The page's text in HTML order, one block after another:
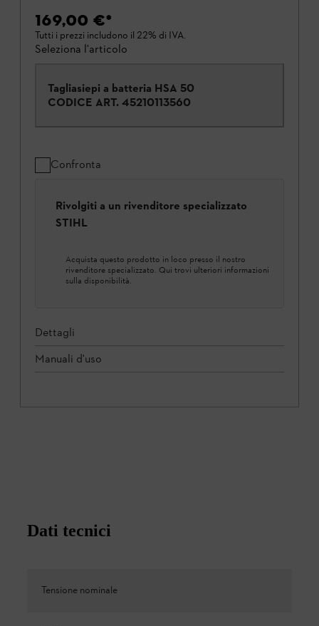
169,00 €*
Tutti i prezzi includono il 22% di IVA.
Seleziona l'articolo
Tagliasiepi a batteria HSA 50
CODICE ART. 45210113560
Confronta
Rivolgiti a un rivenditore specializzato
STIHL
Acquista questo prodotto in loco presso il nostro
rivenditore specializzato. Qui trovi ulteriori informazioni
sulla disponibilità.
Dettagli
Manuali d'uso
Dati tecnici
Tensione nominale